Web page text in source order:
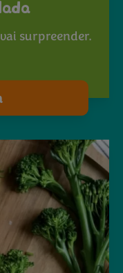
surpreender.